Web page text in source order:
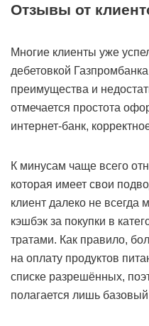
Отзывы от
Многие клиенты уже
дебетовкой
преимущества и
отмечается простота
интернет-банк,
К минусам чаще всего
которая имеет свои
клиент далеко не
кэшбэк за покупки в
тратами. Как правило,
на оплату продуктов
списке разрешённых,
полагается лишь